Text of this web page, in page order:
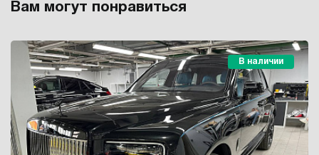
Вам могут понравиться
В наличии